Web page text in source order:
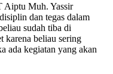
Aiptu Muh. Yassir
dan tegas dalam
sudah tiba di
karena beliau sering
ada kegiatan yang akan